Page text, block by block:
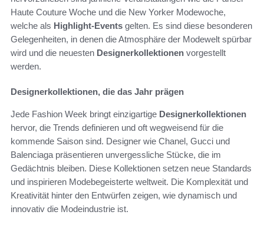
Haute Couture Woche und die New Yorker Modewoche,
welche als Highlight-Events gelten. Es sind diese besonderen
Gelegenheiten, in denen die Atmosphäre der Modewelt spürbar
wird und die neuesten Designerkollektionen vorgestellt
werden.
Designerkollektionen, die das Jahr prägen
Jede Fashion Week bringt einzigartige Designerkollektionen
hervor, die Trends definieren und oft wegweisend für die
kommende Saison sind. Designer wie Chanel, Gucci und
Balenciaga präsentieren unvergessliche Stücke, die im
Gedächtnis bleiben. Diese Kollektionen setzen neue Standards
und inspirieren Modebegeisterte weltweit. Die Komplexität und
Kreativität hinter den Entwürfen zeigen, wie dynamisch und
innovativ die Modeindustrie ist.